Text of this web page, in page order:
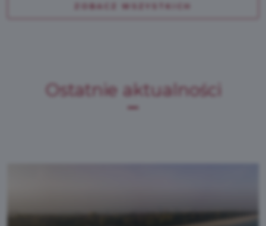
Ostatnie aktualności